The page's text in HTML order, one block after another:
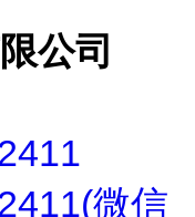
公司
微信